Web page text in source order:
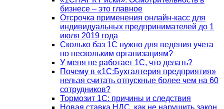
бизнесе – это главное
Отсрочка применения онлайн-касс для
индивидуальных предпринимателей до 1
июля 2019 года
Сколько баз 1C нужно для ведения учета
по нескольким организациям?
У меня не работает 1С, что делать?
Почему в «1С:Бухгалтерия предприятия»
нельзя считать отпускные более чем на 60
сотрудников?
Тормозит 1C: причины и следствия
Новая ставка НДС, как не нарушить закон